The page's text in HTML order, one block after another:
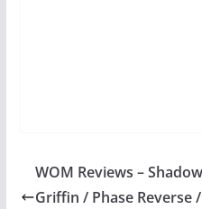
WOM Reviews –
Griffin / Phase Reverse